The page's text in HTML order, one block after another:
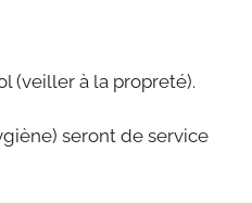
(veiller à la propreté).
seront de service